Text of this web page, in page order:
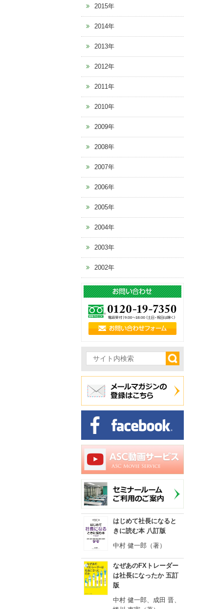
2015年
2014年
2013年
2012年
2011年
2010年
2009年
2008年
2007年
2006年
2005年
2004年
2003年
2002年
はじめて社長になると
きに読む本 八訂版
中村 健一郎（著）
なぜあのFXトレーダー
は社長になったか 五訂
版
中村 健一郎、成田 晋、